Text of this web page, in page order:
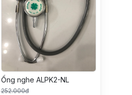
Ống nghe ALPK2-NL
252.000đ